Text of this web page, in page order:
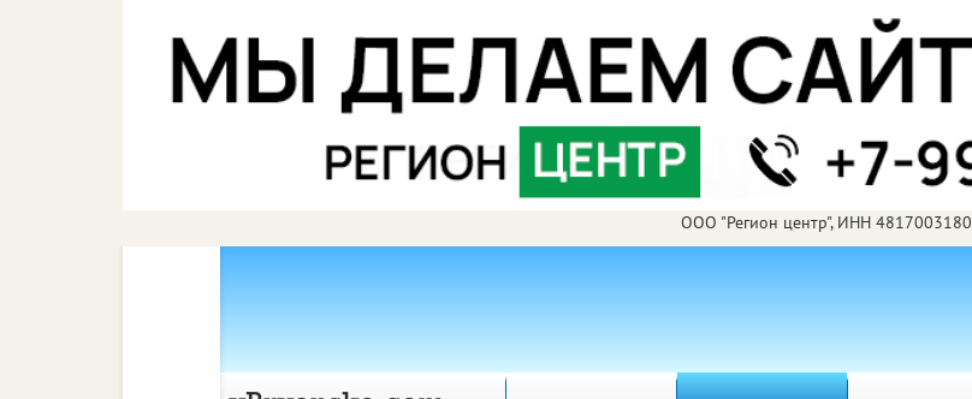
ООО "Регион центр", ИНН 4817003180